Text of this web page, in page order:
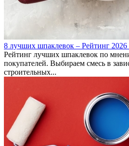
8 лучших шпаклевок – Рейтинг 2026
Рейтинг лучших шпаклевок по
покупателей. Выбираем смесь в
строительных...